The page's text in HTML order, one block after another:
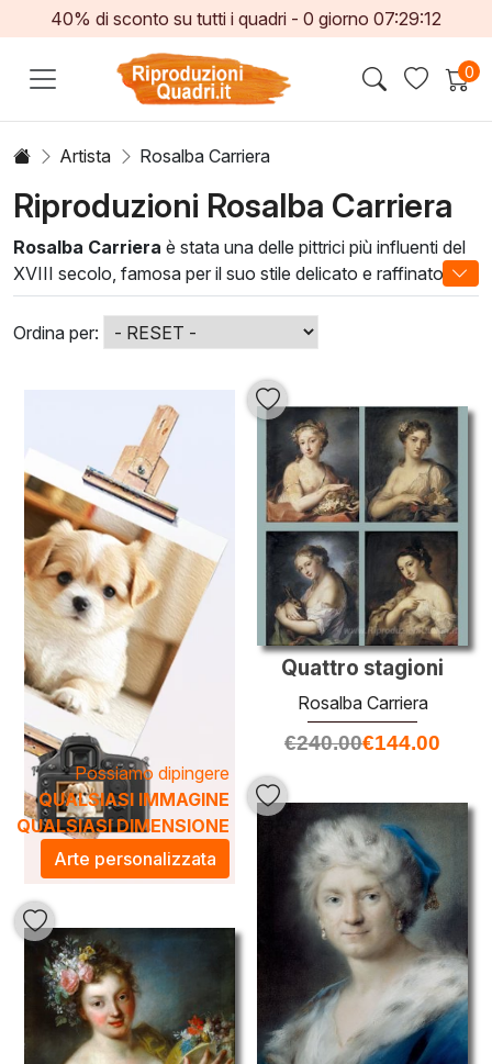
40% di sconto su tutti i quadri - 0 giorno 07:29:10
0
Artista Rosalba Carriera
Riproduzioni Rosalba Carriera
Rosalba Carriera è stata una delle pittrici più influenti del
XVIII secolo, famosa per il suo stile delicato e raffinato. Le
sue opere, principalmente ritratti, catturano l’essenza e la
personalità dei soggetti con una leggerezza poetica,
unendo tecniche di pastello e olio in modi innovativi.
Questa combinazione di talenti la rese una pioniera
nell’arte, aprendo la strada a future generazioni di artisti.
rosalba carriera
sono perfette per chi desidera
arricchire i propri spazi con opere d’arte capaci di evocare
emozioni e raccontare storie. Ogni dipinto non è solo un
elemento decorativo, ma un pezzo di storia che trasforma
l’atmosfera della casa, portando un tocco di eleganza e
raffinatezza. Scegli una delle nostre opere per dare vita e
carattere alle tue stanze.
Ordina per:
Possiamo dipingere
QUALSIASI IMMAGINE
QUALSIASI DIMENSIONE
Arte personalizzata
Quattro stagioni
Rosalba Carriera
€240.00€144.00